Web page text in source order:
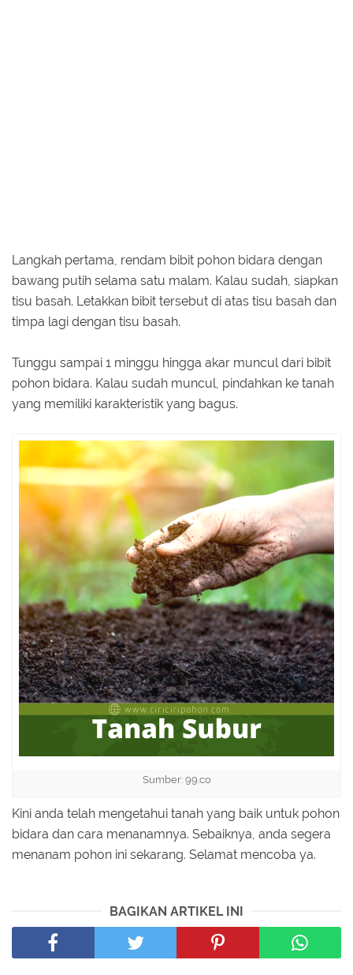
Langkah pertama, rendam bibit pohon bidara dengan
bawang putih selama satu malam. Kalau sudah, siapkan
tisu basah. Letakkan bibit tersebut di atas tisu basah dan
timpa lagi dengan tisu basah.
Tunggu sampai 1 minggu hingga akar muncul dari bibit
pohon bidara. Kalau sudah muncul, pindahkan ke tanah
yang memiliki karakteristik yang bagus.
Sumber: 99.co
Kini anda telah mengetahui tanah yang baik untuk pohon
bidara dan cara menanamnya. Sebaiknya, anda segera
menanam pohon ini sekarang. Selamat mencoba ya.
BAGIKAN ARTIKEL INI